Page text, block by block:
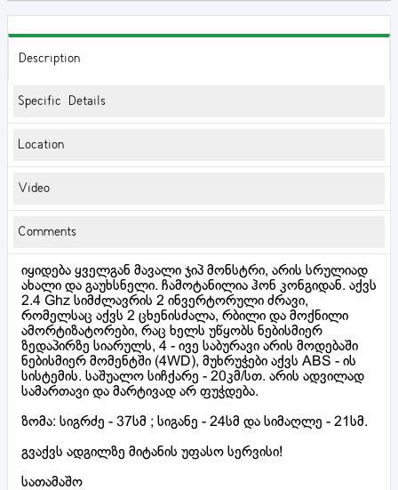
Description
Specific Details
Location
Video
Comments
იყიდება ყველგან მავალი ჯიპ მონსტრი, არის სრულიად
ახალი და გაუხსნელი. ჩამოტანილია ჰონ კონგიდან. აქვს
2.4 Ghz სიმძლავრის 2 ინვერტორული ძრავი,
რომელსაც აქვს 2 ცხენისძალა, რბილი და მოქნილი
ამორტიზატორები, რაც ხელს უწყობს ნებისმიერ
ზედაპირზე სიარულს, 4 - ივე საბურავი არის მოდებაში
ნებისმიერ მომენტში (4WD), მუხრუჭები აქვს ABS - ის
სისტემის. საშუალო სიჩქარე - 20კმ/სთ. არის ადვილად
სამართავი და მარტივად არ ფუჭდება.
ზომა: სიგრძე - 37სმ ; სიგანე - 24სმ და სიმაღლე - 21სმ.
გვაქვს ადგილზე მიტანის უფასო სერვისი!
სათამაშო